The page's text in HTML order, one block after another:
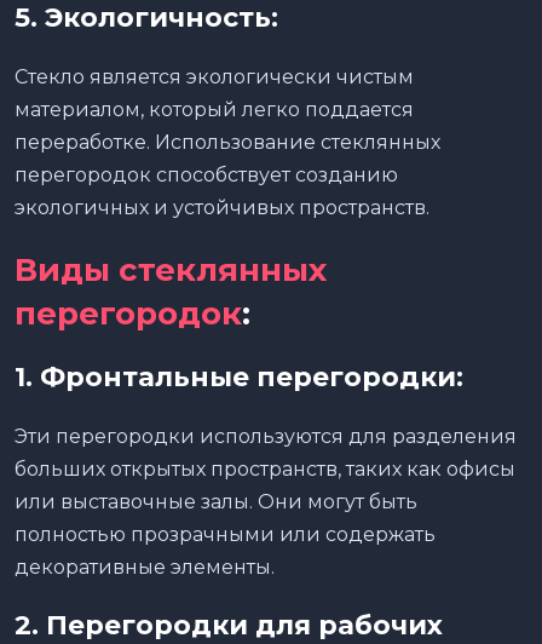
5. Экологичность:
Стекло является экологически чистым
материалом, который легко поддается
переработке. Использование стеклянных
перегородок способствует созданию
экологичных и устойчивых пространств.
Виды стеклянных
перегородок:
1. Фронтальные перегородки:
Эти перегородки используются для разделения
больших открытых пространств, таких как офисы
или выставочные залы. Они могут быть
полностью прозрачными или содержать
декоративные элементы.
2. Перегородки для рабочих